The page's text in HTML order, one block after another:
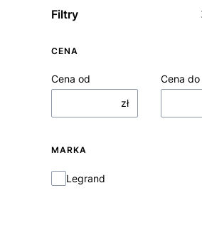
Filtry
CENA
Cena od
zł
Cena do
MARKA
Marka
Legrand